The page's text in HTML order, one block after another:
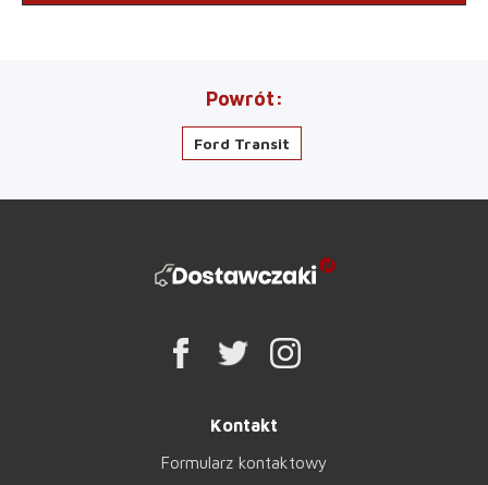
Powrót
Ford Transit
Kontakt
Formularz kontaktowy